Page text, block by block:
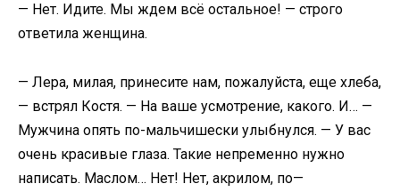
— Нет. Идите. Мы ждем всё остальное! — строго
ответила женщина.
— Лера, милая, принесите нам, пожалуйста, еще хлеба,
— встрял Костя. — На ваше усмотрение, какого. И… —
Мужчина опять по-мальчишески улыбнулся. — У вас
очень красивые глаза. Такие непременно нужно
написать. Маслом… Нет! Нет, акрилом, по—